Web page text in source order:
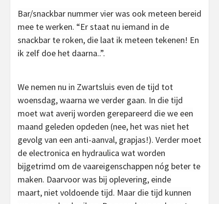
Bar/snackbar nummer vier was ook meteen bereid
mee te werken. “Er staat nu iemand in de
snackbar te roken, die laat ik meteen tekenen! En
ik zelf doe het daarna..”.
We nemen nu in Zwartsluis even de tijd tot
woensdag, waarna we verder gaan. In die tijd
moet wat averij worden gerepareerd die we een
maand geleden opdeden (nee, het was niet het
gevolg van een anti-aanval, grapjas!). Verder moet
de electronica en hydraulica wat worden
bijgetrimd om de vaareigenschappen nóg beter te
maken. Daarvoor was bij oplevering, einde
maart, niet voldoende tijd. Maar die tijd kunnen